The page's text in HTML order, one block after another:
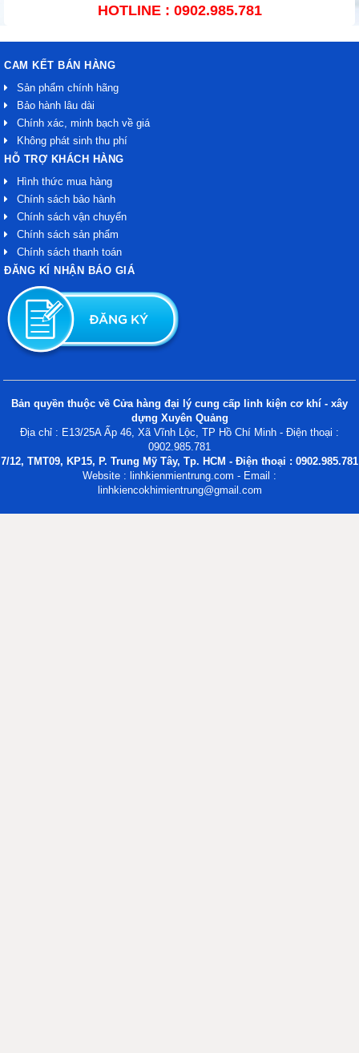
HOTLINE : 0902.985.781
CAM KẾT BÁN HÀNG
Sản phẩm chính hãng
Bảo hành lâu dài
Chính xác, minh bạch về giá
Không phát sinh thu phí
HỖ TRỢ KHÁCH HÀNG
Hình thức mua hàng
Chính sách bảo hành
Chính sách vận chuyển
Chính sách sản phẩm
Chính sách thanh toán
ĐĂNG KÍ NHẬN BÁO GIÁ
Bản quyền thuộc về Cửa hàng đại lý cung cấp linh kiện cơ khí - xây
dựng Xuyên Quảng
Địa chỉ : E13/25A Ấp 46, Xã Vĩnh Lộc, TP Hồ Chí Minh - Điện thoại :
0902.985.781
7/12, TMT09, KP15, P. Trung Mỹ Tây, Tp. HCM - Điện thoại : 0902.985.781
Website : linhkienmientrung.com - Email :
linhkiencokhimientrung@gmail.com